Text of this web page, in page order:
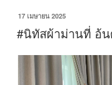
17 เมษายน 2025
#นิทัสผ้าม่านที่ อ้